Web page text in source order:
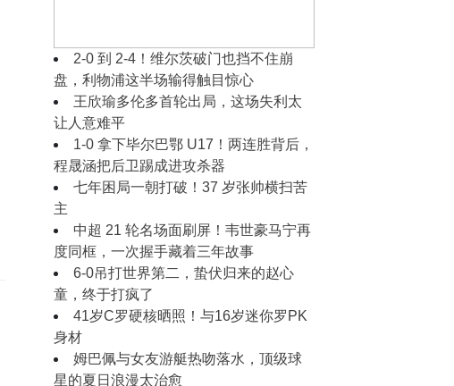
2‑0 到 2‑4！维尔茨破门也挡不住崩
盘，利物浦这半场输得触目惊心
王欣瑜多伦多首轮出局，这场失利太
让人意难平
1‑0 拿下毕尔巴鄂 U17！两连胜背后，
程晟涵把后卫踢成进攻杀器
七年困局一朝打破！37 岁张帅横扫苦
主
中超 21 轮名场面刷屏！韦世豪马宁再
度同框，一次握手藏着三年故事
6-0吊打世界第二，蛰伏归来的赵心
童，终于打疯了
41岁C罗硬核晒照！与16岁迷你罗PK
身材
姆巴佩与女友游艇热吻落水，顶级球
星的夏日浪漫太治愈